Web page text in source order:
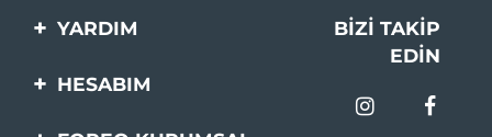
YARDIM
Bi̇zi̇mle İleti̇şi̇me Geçi̇n
BIZI TAKIP
EDIN
HESABIM
Ürün Kaydı